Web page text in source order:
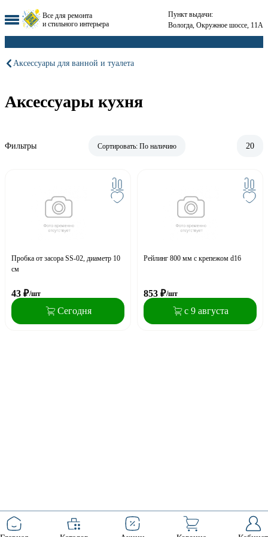
Все для ремонта
и стильного интерьера
Пункт выдачи:
Вологда, Окружное шоссе, 11А
Аксессуары для ванной и туалета
Аксессуары кухня
Фильтры Сортировать: По наличию 20
Пробка от засора SS-02, диаметр 10
см
43 ₽/шт
Сегодня
Рейлинг 800 мм с крепежом d16
853 ₽/шт
с 9 августа